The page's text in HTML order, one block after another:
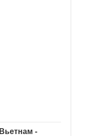
Вьетнам -